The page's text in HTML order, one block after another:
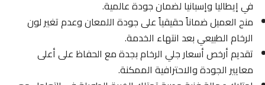
في إيطاليا وإسبانيا لضمان جودة عالمية.
منح العميل ضماناً حقيقياً على جودة اللمعان وعدم تغير لون
الرخام الطبيعي بعد انتهاء الخدمة.
تقديم أرخص أسعار جلي الرخام بجدة مع الحفاظ على أعلى
معايير الجودة والاحترافية الممكنة.